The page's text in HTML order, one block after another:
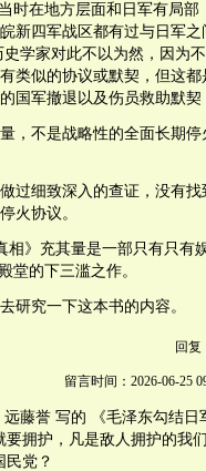
时在地方层面和日军有局部
新四军战区都有过与日军之
学家对此不以为然，因为
类似的协议或默契，但这都
国军撤退以及伤员救助默契
，不是战略性的全面长期停
过细致深入的查证，没有找
火协议。
相》充其量是一部只有只有
堂的下三滥之作。
研究一下这本书的内容。
回复
留言时间：2026-06-25
藤誉 写的 《毛泽东勾结日
拥护，凡是敌人拥护的我
民党？